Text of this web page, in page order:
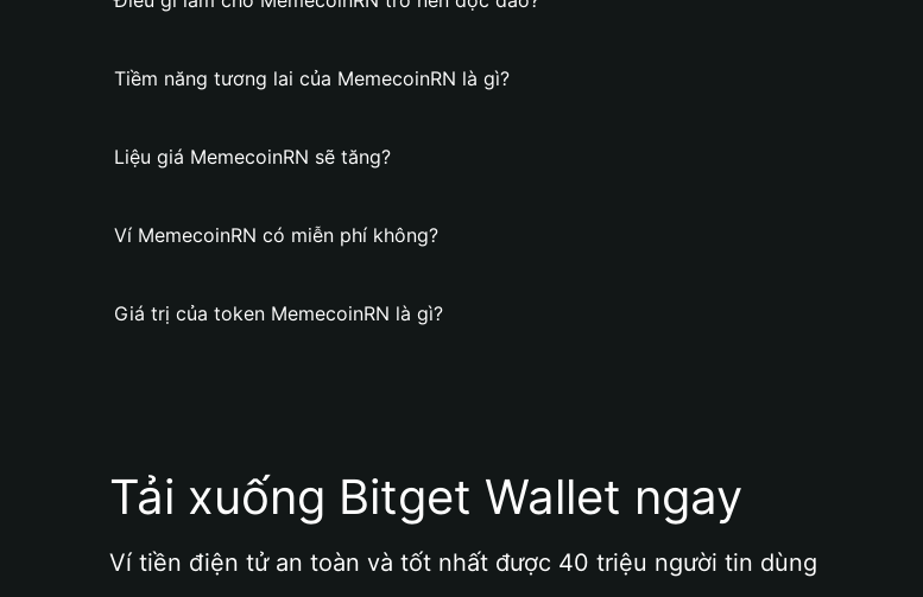
Tiềm năng tương lai của MemecoinRN là gì?
Liệu giá MemecoinRN sẽ tăng?
Ví MemecoinRN có miễn phí không?
Giá trị của token MemecoinRN là gì?
Tải xuống Bitget Wallet ngay
Ví tiền điện tử an toàn và tốt nhất được 40 triệu người tin dùng